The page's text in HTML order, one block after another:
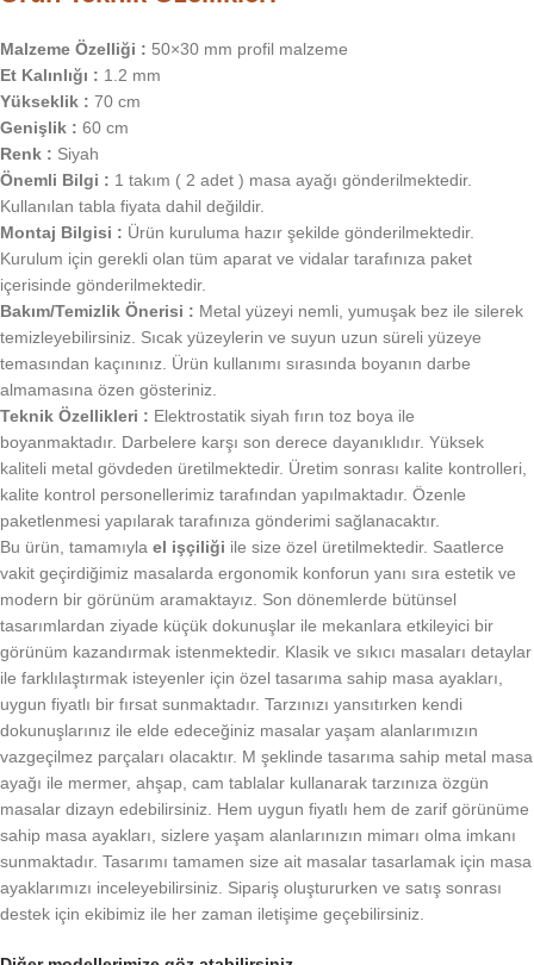
Malzeme Özelliği : 50×30 mm profil malzeme
Et Kalınlığı : 1.2 mm
Yükseklik : 70 cm
Genişlik : 60 cm
Renk : Siyah
Önemli Bilgi : 1 takım ( 2 adet ) masa ayağı gönderilmektedir.
Kullanılan tabla fiyata dahil değildir.
Montaj Bilgisi : Ürün kuruluma hazır şekilde gönderilmektedir.
Kurulum için gerekli olan tüm aparat ve vidalar tarafınıza paket
içerisinde gönderilmektedir.
Bakım/Temizlik Önerisi : Metal yüzeyi nemli, yumuşak bez ile silerek
temizleyebilirsiniz. Sıcak yüzeylerin ve suyun uzun süreli yüzeye
temasından kaçınınız. Ürün kullanımı sırasında boyanın darbe
almamasına özen gösteriniz.
Teknik Özellikleri : Elektrostatik siyah fırın toz boya ile
boyanmaktadır. Darbelere karşı son derece dayanıklıdır. Yüksek
kaliteli metal gövdeden üretilmektedir. Üretim sonrası kalite kontrolleri,
kalite kontrol personellerimiz tarafından yapılmaktadır. Özenle
paketlenmesi yapılarak tarafınıza gönderimi sağlanacaktır.
Bu ürün, tamamıyla el işçiliği ile size özel üretilmektedir. Saatlerce
vakit geçirdiğimiz masalarda ergonomik konforun yanı sıra estetik ve
modern bir görünüm aramaktayız. Son dönemlerde bütünsel
tasarımlardan ziyade küçük dokunuşlar ile mekanlara etkileyici bir
görünüm kazandırmak istenmektedir. Klasik ve sıkıcı masaları detaylar
ile farklılaştırmak isteyenler için özel tasarıma sahip masa ayakları,
uygun fiyatlı bir fırsat sunmaktadır. Tarzınızı yansıtırken kendi
dokunuşlarınız ile elde edeceğiniz masalar yaşam alanlarımızın
vazgeçilmez parçaları olacaktır. M şeklinde tasarıma sahip metal masa
ayağı ile mermer, ahşap, cam tablalar kullanarak tarzınıza özgün
masalar dizayn edebilirsiniz. Hem uygun fiyatlı hem de zarif görünüme
sahip masa ayakları, sizlere yaşam alanlarınızın mimarı olma imkanı
sunmaktadır. Tasarımı tamamen size ait masalar tasarlamak için masa
ayaklarımızı inceleyebilirsiniz. Sipariş oluştururken ve satış sonrası
destek için ekibimiz ile her zaman iletişime geçebilirsiniz.